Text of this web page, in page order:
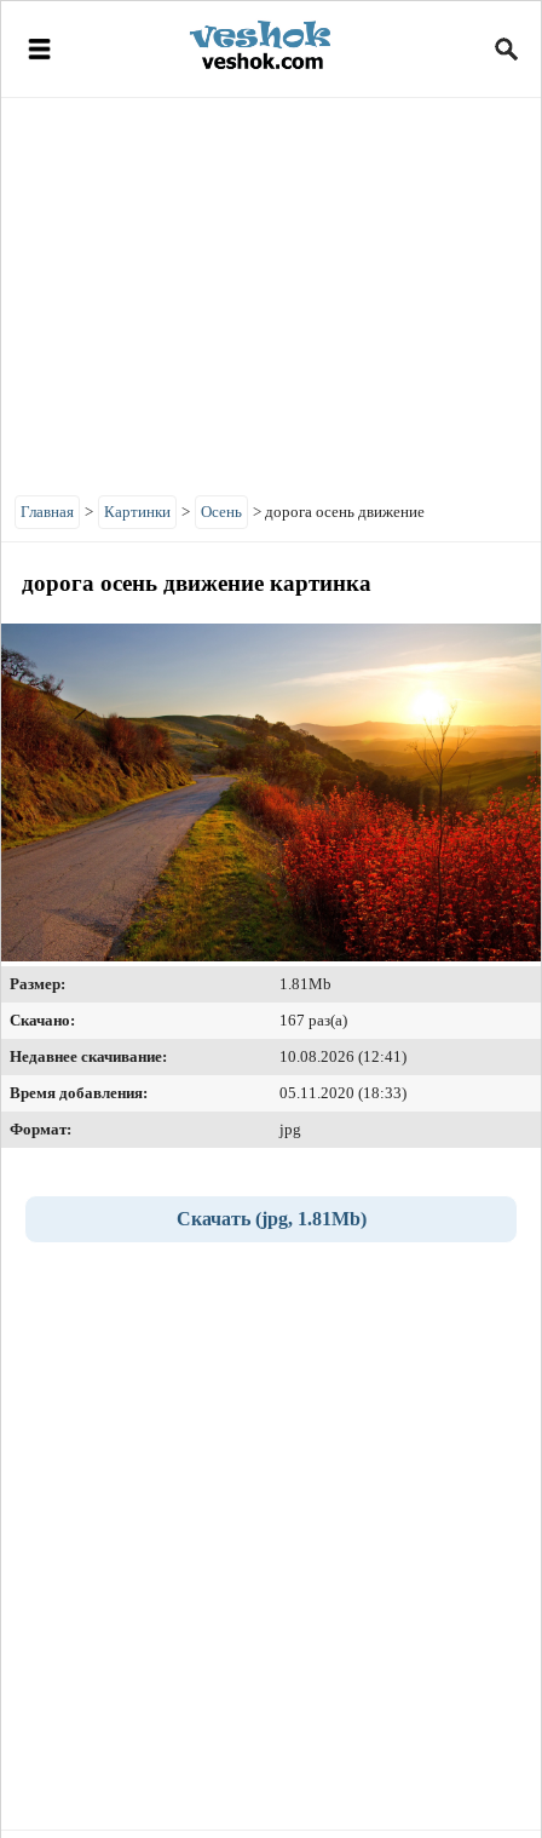
Главная > Картинки > Осень > дорога осень движение
дорога осень движение картинка
Размер:
1.81Mb
Скачано:
167 раз(а)
Недавнее скачивание:
10.08.2026 (12:41)
Время добавления:
05.11.2020 (18:33)
Формат:
jpg
Скачать (jpg, 1.81Mb)